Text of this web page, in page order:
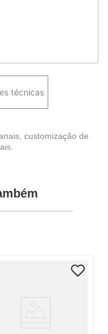
técnicas
customização de